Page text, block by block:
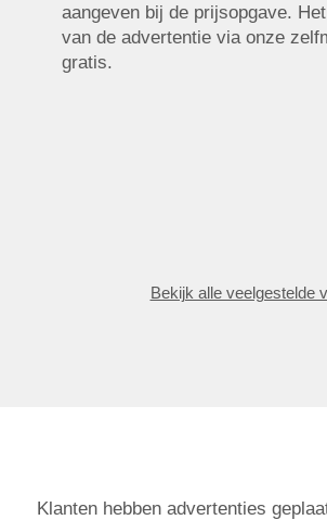
aangeven bij de prijsopgave.
van de advertentie via onze
gratis.
Bekijk alle veelgestelde
Klanten hebben advertenties